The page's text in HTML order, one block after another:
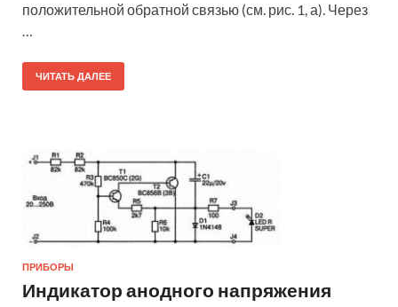
положительной обратной связью (см. рис. 1, а). Через
…
ЧИТАТЬ ДАЛЕЕ
ПРИБОРЫ
Индикатор анодного напряжения